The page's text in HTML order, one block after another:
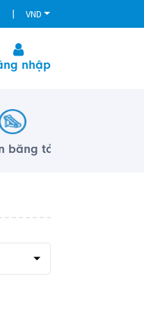
| VND
nhập
băng tải